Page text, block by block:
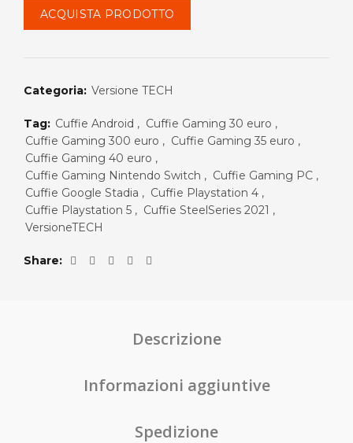
ACQUISTA PRODOTTO
Categoria: Versione TECH
Tag: Cuffie Android , Cuffie Gaming 30 euro ,
Cuffie Gaming 300 euro , Cuffie Gaming 35 euro ,
Cuffie Gaming 40 euro ,
Cuffie Gaming Nintendo Switch , Cuffie Gaming PC ,
Cuffie Google Stadia , Cuffie Playstation 4 ,
Cuffie Playstation 5 , Cuffie SteelSeries 2021 ,
VersioneTECH
Share
Descrizione
Informazioni aggiuntive
Spedizione